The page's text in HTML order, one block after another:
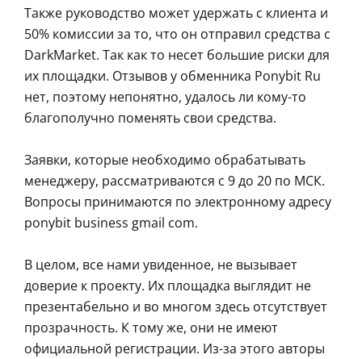
Также руководство может удержать с клиента и
50% комиссии за то, что он отправил средства с
DarkMarket. Так как то несет большие риски для
их площадки. Отзывов у обменника Ponybit Ru
нет, поэтому непонятно, удалось ли кому-то
благополучно поменять свои средства.
Заявки, которые необходимо обрабатывать
менеджеру, рассматриваются с 9 до 20 по МСК.
Вопросы принимаются по электронному адресу
ponybit business gmail com.
В целом, все нами увиденное, не вызывает
доверие к проекту. Их площадка выглядит не
презентабельно и во многом здесь отсутствует
прозрачность. К тому же, они не имеют
официальной регистрации. Из-за этого авторы